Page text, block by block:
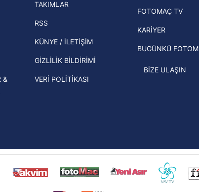
UEFA Avrupa Ligi'nde 3. Ön
Turu muhtemel rakipleri belli
Hernan
direktörü
&
TAKIMLAR
RSS
KÜNYE / İLETİŞİM
GİZLİLİK BİLDİRİMİ
VERİ POLİTİKASI
FOTOMAÇ TV
KARİYER
BUGÜNKÜ
BİZE ULAŞIN